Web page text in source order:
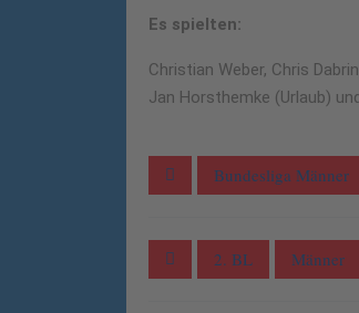
Es spielten:
Christian Weber, Chris
Jan Horsthemke (Urlaub)
Bundesliga Männer
2. BL Männer